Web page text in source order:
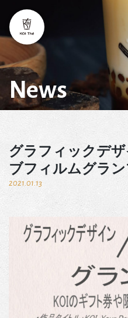
News
グラフィックデ
ブフィルムグラン
2021.01.13